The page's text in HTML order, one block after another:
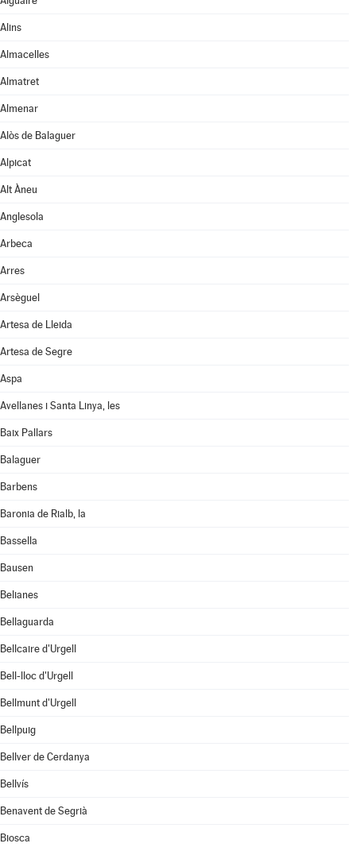
Alins
Almacelles
Almatret
Almenar
Alòs de Balaguer
Alpicat
Alt Àneu
Anglesola
Arbeca
Arres
Arsèguel
Artesa de Lleida
Artesa de Segre
Aspa
Avellanes i Santa Linya, les
Baix Pallars
Balaguer
Barbens
Baronia de Rialb, la
Bassella
Bausen
Belianes
Bellaguarda
Bellcaire d'Urgell
Bell-lloc d'Urgell
Bellmunt d'Urgell
Bellpuig
Bellver de Cerdanya
Bellvís
Benavent de Segrià
Biosca